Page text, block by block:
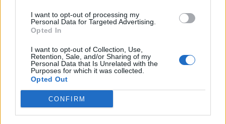
I want to opt-out of processing my
Personal Data for Targeted Advertising.
Opted In
I want to opt-out of Collection, Use,
Retention, Sale, and/or Sharing of my
Personal Data that Is Unrelated with the
Purposes for which it was collected.
Opted Out
CONFIRM